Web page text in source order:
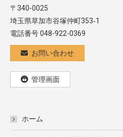
〒340-0025
埼玉県草加市谷塚仲町353‐1
電話番号 048-922-0369
お問い合わせ
管理画面
ホーム